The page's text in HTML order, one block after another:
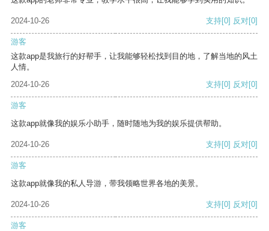
2024-10-26 支持[0] 反对[0]
游客
这款app是我旅行的好帮手，让我能够轻松找到目的地，了解当地的风土
人情。
2024-10-26
支持[0] 反对[0]
游客
这款app就像我的娱乐小助手，随时随地为我的娱乐提供帮助。
2024-10-26 支持[0] 反对[0]
游客
这款app就像我的私人导游，带我领略世界各地的美景。
2024-10-26 支持[0] 反对[0]
游客